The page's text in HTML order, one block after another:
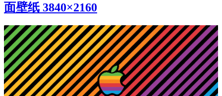
面壁纸 3840×2160